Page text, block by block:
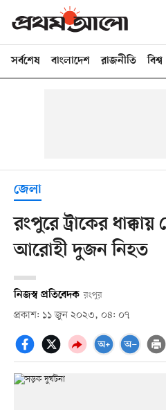
সর্বশেষ বাংলাদেশ রাজনীতি বিশ্ব
জেলা
রংপুরে ট্রাকের
আরোহী দুজন নিহত
নিজস্ব প্রতিবেদক রংপুর
প্রকাশ: ১১ জুন ২০২৩, ০৪: ০৭